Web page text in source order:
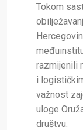
Tokom
razmijenili
i
važnost
uloge
društvu.